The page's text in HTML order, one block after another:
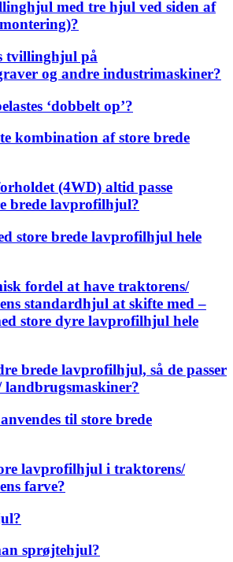
med tre hjul ved siden af
tvillinghjul på
og andre industrimaskiner?
‘dobbelt op’?
kombination af store brede
(4WD) altid passe
brede lavprofilhjul?
store brede lavprofilhjul hele
fordel at have traktorens/
standardhjul at skifte med –
store dyre lavprofilhjul hele
brede lavprofilhjul, så de passer
til store brede
lavprofilhjul i traktorens/
farve?
sprøjtehjul?